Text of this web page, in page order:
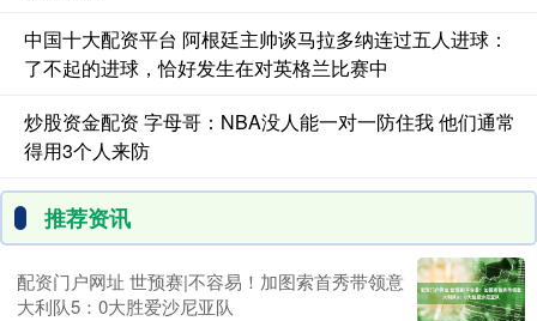
中国十大配资平台 阿根廷主帅谈马拉多纳连过五人进球：
了不起的进球，恰好发生在对英格兰比赛中
炒股资金配资 字母哥：NBA没人能一对一防住我 他们通常
得用3个人来防
推荐资讯
配资门户网址 世预赛|不容易！加图索首秀带领意
大利队5：0大胜爱沙尼亚队